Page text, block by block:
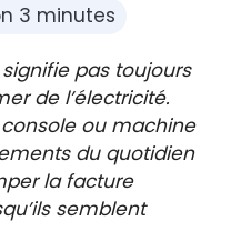
3 minutes
pas toujours
de l’électricité.
console ou machine
du quotidien
la facture
semblent